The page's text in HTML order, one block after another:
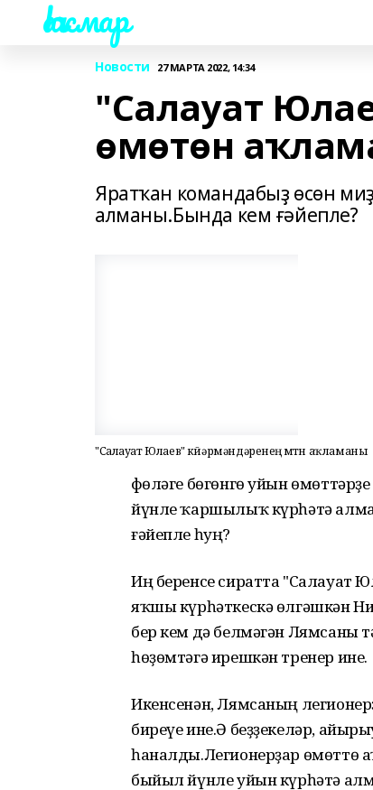
Һаҡмар
Новости 27 МАРТА 2022, 14:34
"Салауат
өмөтөн
Яратҡан командабыҙ өсөн
алманы.Бында кем ғәйепле?
"Салауат Юлаев" көйәрмәндәренең өмөтөн аҡламаны
Өфөләге бөгөнгө уйын
йүнле ҡаршылыҡ күрһәтә
ғәйепле һуң?
Иң беренсе сиратта "Салауат
яҡшы күрһәткескә өлгәшкән
бер кем дә белмәгән Лямсаны
һөҙөмтәгә ирешкән тренер ине.
Икенсенән, Лямсаның
биреүе ине.Ә беҙҙекеләр,
һаналды.Легионерҙар
быйыл йүнле уйын күрһәтә